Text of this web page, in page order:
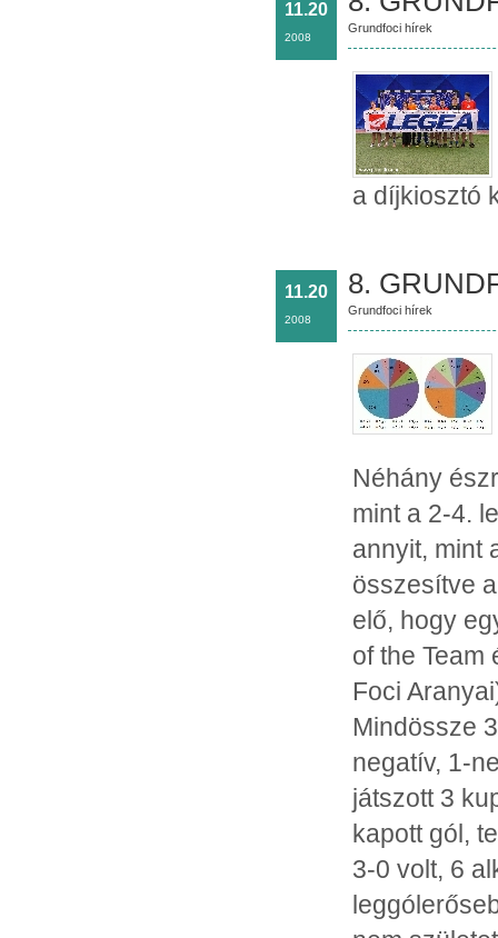
11.20
2008
Grundfoci hírek
a díjkiosztó
11.20
2008
8.
Grundfoci hírek
Néhány
mint a 2-4.
annyit, mint
összesítve
elő, hogy
of the Team
Foci
Mindössze
negatív, 1-
játszott 3
kapott gól,
3-0 volt, 6